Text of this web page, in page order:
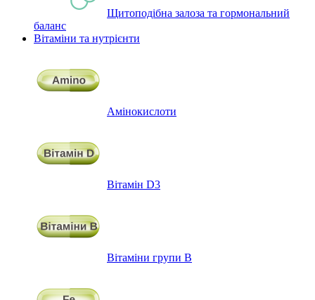
Щитоподібна залоза та гормональний
баланс
Вітаміни та нутрієнти
Амінокислоти
Вітамін D3
Вітаміни групи В